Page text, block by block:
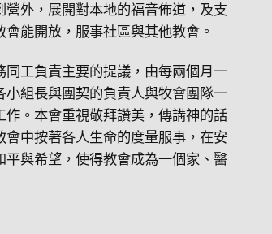
外，展開對本地的福音佈道，及支
能開放，服事社區與其他教會。
工負責主要的提議，由每兩個月一
組長與團契的負責人與牧會團隊一
。本會重視敬拜讚美，傳講神的話
中按著各人生命的度量服事，在安
與希望，使得教會成為一個家、醫